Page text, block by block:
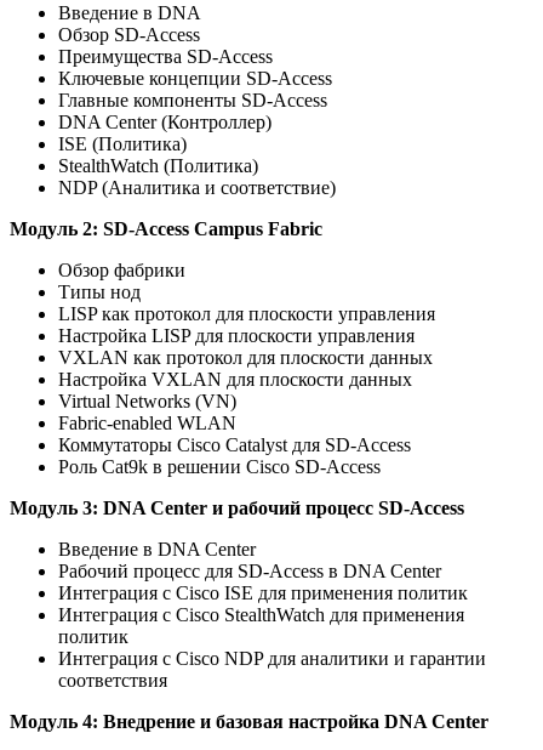
Введение в DNA
Обзор SD-Access
Преимущества SD-Access
Ключевые концепции SD-Access
Главные компоненты SD-Access
DNA Center (Контроллер)
ISE (Политика)
StealthWatch (Политика)
NDP (Аналитика и соответствие)
Модуль 2: SD-Access Campus Fabric
Обзор фабрики
Типы нод
LISP как протокол для плоскости управления
Настройка LISP для плоскости управления
VXLAN как протокол для плоскости данных
Настройка VXLAN для плоскости данных
Virtual Networks (VN)
Fabric-enabled WLAN
Коммутаторы Cisco Catalyst для SD-Access
Роль Cat9k в решении Cisco SD-Access
Модуль 3: DNA Center и рабочий процесс SD-Access
Введение в DNA Center
Рабочий процесс для SD-Access в DNA Center
Интеграция с Cisco ISE для применения политик
Интеграция с Cisco StealthWatch для применения
политик
Интеграция с Cisco NDP для аналитики и гарантии
соответствия
Модуль 4: Внедрение и базовая настройка DNA Center